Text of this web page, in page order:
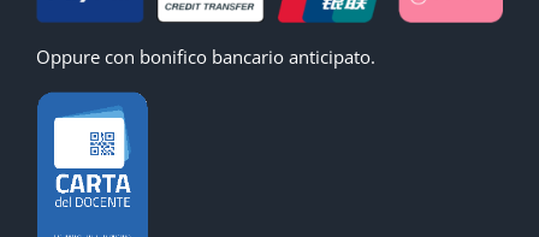
Oppure con bonifico bancario anticipato.